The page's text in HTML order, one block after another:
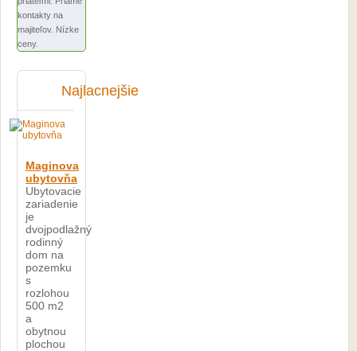
kontakty na
majiteľov. Nízke
ceny.
Najlacnejšie
Maginova
ubytovňa
Ubytovacie
zariadenie
je
dvojpodlažný
rodinný
dom na
pozemku
s
rozlohou
500 m2
a
obytnou
plochou